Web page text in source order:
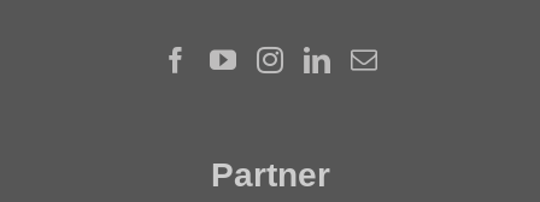
Partner